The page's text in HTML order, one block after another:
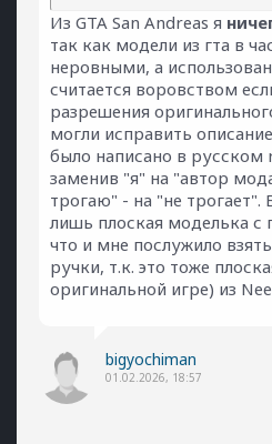
Из GTA San Andreas я
так как модели из гта в
неровными, а
считается воровством
разрешения
могли исправить
было написано в русском
заменив "я" на "автор
трогаю" - на "не трогает".
лишь плоская моделька с
что и мне послужило
ручки, т.к. это тоже
оригинальной игре) из
bigyochiman
01.02.2026, 18:57